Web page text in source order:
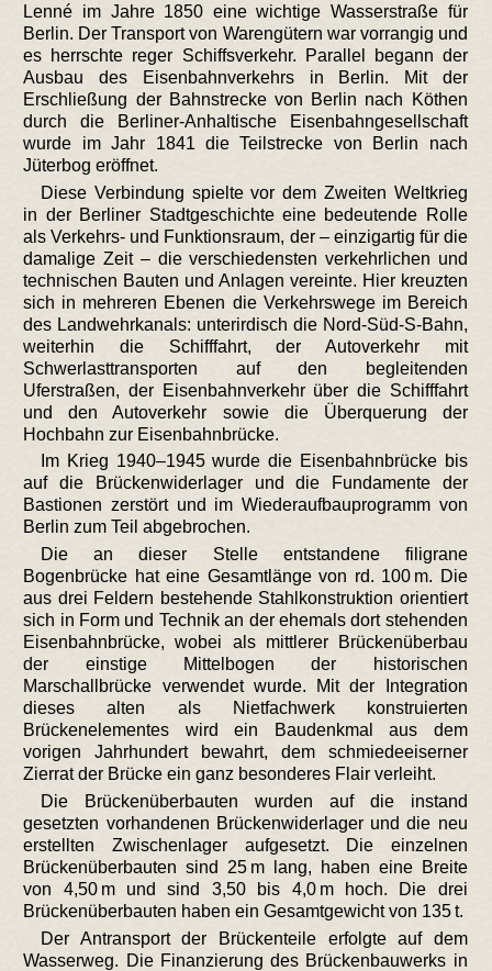
Lenné im Jahre 1850 eine wichtige Wasserstraße für
Berlin. Der Transport von Warengütern war vorrangig und
es herrschte reger Schiffsverkehr. Parallel begann der
Ausbau des Eisenbahnverkehrs in Berlin. Mit der
Erschließung der Bahnstrecke von Berlin nach Köthen
durch die Berliner-Anhaltische Eisenbahngesellschaft
wurde im Jahr 1841 die Teilstrecke von Berlin nach
Jüterbog eröffnet.
Diese Verbindung spielte vor dem Zweiten Weltkrieg
in der Berliner Stadtgeschichte eine bedeutende Rolle
als Verkehrs- und Funktionsraum, der – einzigartig für die
damalige Zeit – die verschiedensten verkehrlichen und
technischen Bauten und Anlagen vereinte. Hier kreuzten
sich in mehreren Ebenen die Verkehrswege im Bereich
des Landwehrkanals: unterirdisch die Nord-Süd-S-Bahn,
weiterhin die Schifffahrt, der Autoverkehr mit
Schwerlasttransporten auf den begleitenden
Uferstraßen, der Eisenbahnverkehr über die Schifffahrt
und den Autoverkehr sowie die Überquerung der
Hochbahn zur Eisenbahnbrücke.
Im Krieg 1940–1945 wurde die Eisenbahnbrücke bis
auf die Brückenwiderlager und die Fundamente der
Bastionen zerstört und im Wiederaufbauprogramm von
Berlin zum Teil abgebrochen.
Die an dieser Stelle entstandene filigrane
Bogenbrücke hat eine Gesamtlänge von rd. 100 m. Die
aus drei Feldern bestehende Stahlkonstruktion orientiert
sich in Form und Technik an der ehemals dort stehenden
Eisenbahnbrücke, wobei als mittlerer Brückenüberbau
der einstige Mittelbogen der historischen
Marschallbrücke verwendet wurde. Mit der Integration
dieses alten als Nietfachwerk konstruierten
Brückenelementes wird ein Baudenkmal aus dem
vorigen Jahrhundert bewahrt, dem schmiedeeiserner
Zierrat der Brücke ein ganz besonderes Flair verleiht.
Die Brückenüberbauten wurden auf die instand
gesetzten vorhandenen Brückenwiderlager und die neu
erstellten Zwischenlager aufgesetzt. Die einzelnen
Brückenüberbauten sind 25 m lang, haben eine Breite
von 4,50 m und sind 3,50 bis 4,0 m hoch. Die drei
Brückenüberbauten haben ein Gesamtgewicht von 135 t.
Der Antransport der Brückenteile erfolgte auf dem
Wasserweg. Die Finanzierung des Brückenbauwerks in